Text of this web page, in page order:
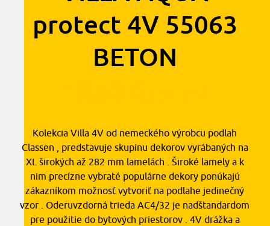
protect 4V 55063
BETON
Kolekcia Villa 4V od nemeckého výrobcu podlah
Classen , predstavuje skupinu dekorov vyrábaných na
XL širokých až 282 mm lamelách . Široké lamely a k
nim precízne vybraté populárne dekory ponúkajú
zákazníkom možnosť vytvoriť na podlahe jedinečný
vzor . Oderuvzdorná trieda AC4/32 je nadštandardom
pre použitie do bytových priestorov . 4V drážka a